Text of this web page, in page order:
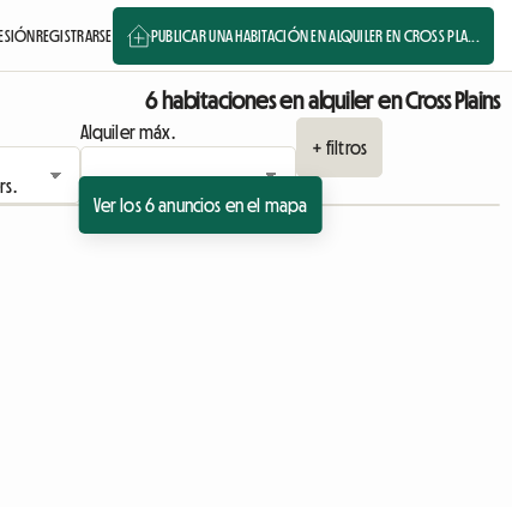
REGISTRARSE PUBLICAR UNA HABITACIÓN EN ALQUILER EN CROSS PLA...
6 habitaciones en alquiler en Cross Plains
Alquiler máx.
+ filtros
Ver los 6 anuncios en el mapa